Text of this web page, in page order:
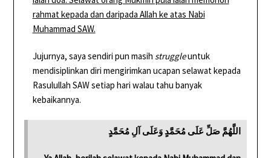
rahmat kepada dan daripada Allah ke atas Nabi
Muhammad SAW.
Jujurnya, saya sendiri pun masih struggleuntuk
mendisiplinkan diri mengirimkan ucapan selawat kepada
Rasulullah SAW setiap hari walau tahu banyak
kebaikannya.
اللَّهُمَّ صَلِّ عَلَى مُحَمَّدٍ وَعَلَى آلِ مُحَمَّدٍ